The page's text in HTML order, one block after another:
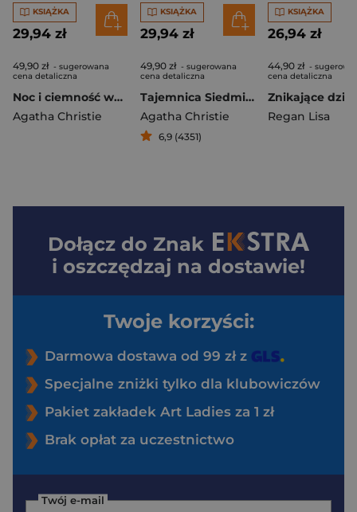
KSIĄŻKA
29,94 zł
49,90 zł - sugerowana
cena detaliczna
Noc i ciemność wyd. 2026
Agatha Christie
KSIĄŻKA
29,94 zł
49,90 zł - sugerowana
cena detaliczna
Tajemnica Siedmiu Zegarów
Agatha Christie
6,9 (4351)
KSIĄŻKA
26,94 zł
44,90 zł -
cena detaliczna
Regan Lisa
Dołącz do Znak
i oszczędzaj na dostawie!
Twoje korzyści:
Darmowa dostawa od 99 zł z
Specjalne zniżki tylko dla klubowiczów
Pakiet zakładek Art Ladies za 1 zł
Brak opłat za uczestnictwo
Twój e-mail